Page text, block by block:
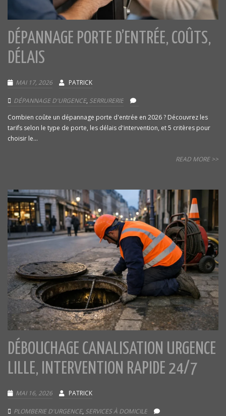
DÉPANNAGE PORTE D’ENTRÉE, COÛTS,
DÉLAIS
MAI 17, 2026 PATRICK
DÉPANNAGE D'URGENCE, SERRURERIE
Combien coûte un dépannage porte d'entrée en 2026 ? Découvrez les
tarifs selon le type de porte, les délais d'intervention, et 5 critères pour
choisir le...
READ MORE >>
DÉBOUCHAGE CANALISATION URGENCE
LILLE, INTERVENTION RAPIDE 24/7
MAI 16, 2026 PATRICK
PLOMBERIE D'URGENCE, SERVICES À DOMICILE